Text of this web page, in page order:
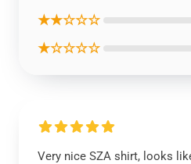
★★☆☆☆
★☆☆☆☆
Very nice SZA shirt, looks